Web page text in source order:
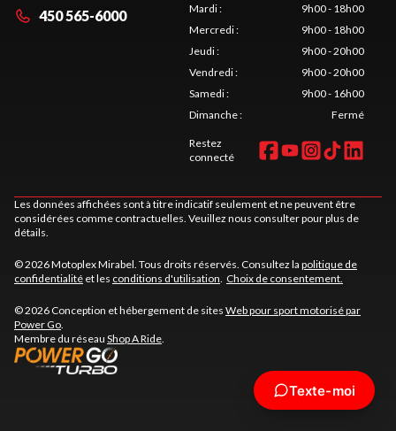
450 565-6000
Mardi:
9h00 - 18h00
Mercredi:
9h00 - 18h00
Jeudi:
9h00 - 20h00
Vendredi:
9h00 - 20h00
Samedi:
9h00 - 16h00
Dimanche: Fermé
Restez
connecté
Les données affichées sont à titre indicatif seulement et ne peuvent être
considérées comme contractuelles. Veuillez nous consulter pour plus de
détails.
© 2026 Motoplex Mirabel. Tous droits réservés. Consultez la politique de
confidentialité et les conditions d'utilisation Choix de consentement.
© 2026 Conception et hébergement de sites Web pour sport motorisé par
Power Go
Membre du réseau Shop A Ride
Texte-moi